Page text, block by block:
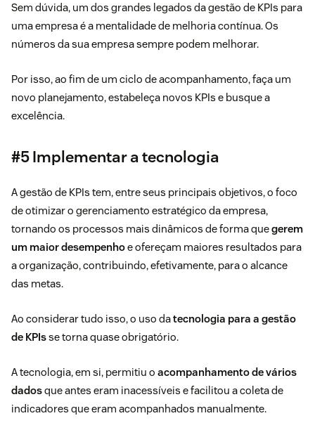
Sem dúvida, um dos grandes legados da gestão de KPIs para
uma empresa é a mentalidade de melhoria contínua. Os
números da sua empresa sempre podem melhorar.
Por isso, ao fim de um ciclo de acompanhamento, faça um
novo planejamento, estabeleça novos KPIs e busque a
excelência.
#5 Implementar a tecnologia
A gestão de KPIs tem, entre seus principais objetivos, o foco
de otimizar o gerenciamento estratégico da empresa,
tornando os processos mais dinâmicos de forma quegerem
um maior desempenhoe ofereçam maiores resultados para
a organização, contribuindo, efetivamente, para o alcance
das metas.
Ao considerar tudo isso, o uso datecnologia para a gestão
de KPIsse torna quase obrigatório.
A tecnologia, em si, permitiu o acompanhamento de vários
dadosque antes eram inacessíveis e facilitou a coleta de
indicadores que eram acompanhados manualmente.